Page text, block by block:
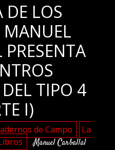
DE LOS
MANUEL
TIPO 4
I)
de Campo
La
Manuel Carballal